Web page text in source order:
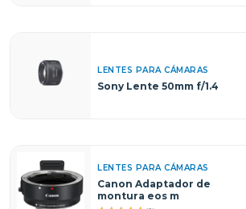
LENTES PARA CÁMARAS
Sony Lente 50mm f/1.4
LENTES PARA CÁMARAS
Canon Adaptador de
montura eos m